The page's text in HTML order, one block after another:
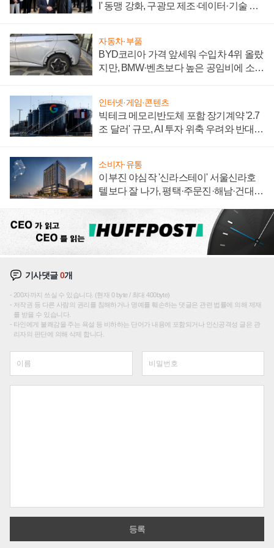
I' 동맹 강화, 구광모 제조·데이터·기술 결
자동차·부품
BYD코리아 가격 앞세워 수입차 4위 올랐
지만, BMW·벤츠보다 높은 공임비에 소비
인터넷·게임·콘텐츠
빅테크 메모리반도체 포함 장기계약 '2.7
조 달러' 규모, AI 투자 위축 우려와 반대
소비자·유통
이부진 야심작 '신라스테이' 서울신라호
텔보다 잘 나가, 평택·주문진·해남·건대로
기사댓글0개
200자까지 쓰실 수 있습니다. (현재 0 byte / 최대 400byte)
저작권 등 다른 사람의 권리를 침해하거나 명예를 훼손하는 댓글은 관련 법률에 의해 제재
를 받을 수 있습니다.
타인에게 불쾌감을 주는 욕설 등 비하하는 단어가 내용에 포함되거나 인신공격성 글은 관
리자의 판단에 의해 삭제 합니다.